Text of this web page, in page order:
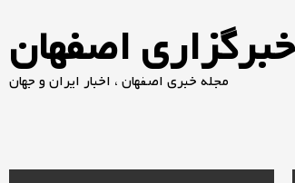
خبرگزاری اصفهان
مجله خبری اصفهان ، اخبار ایران و جهان